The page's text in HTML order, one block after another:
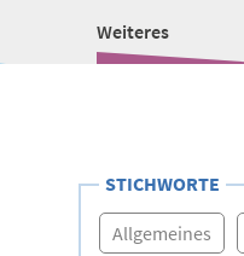
Weiteres
STICHWORTE
Allgemeines